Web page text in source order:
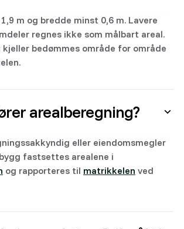
m og bredde minst 0,6 m. Lavere
regnes ikke som målbart areal.
bedømmes område for område
arealberegning?
eller eiendomsmegler
fastsettes arealene i
og rapporteres til matrikkelen ved